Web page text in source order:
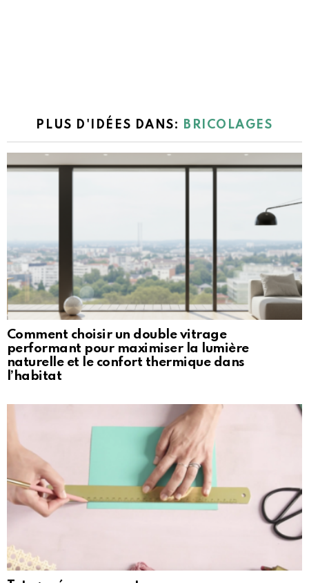
PLUS D'IDÉES DANS: BRICOLAGES
Comment choisir un double vitrage
performant pour maximiser la lumière
naturelle et le confort thermique dans
l’habitat